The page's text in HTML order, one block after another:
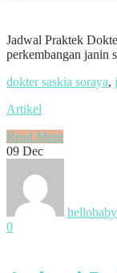
Jadwal Praktek
perkembangan janin
dokter saskia soraya,
Artikel
Read More
09 Dec
0